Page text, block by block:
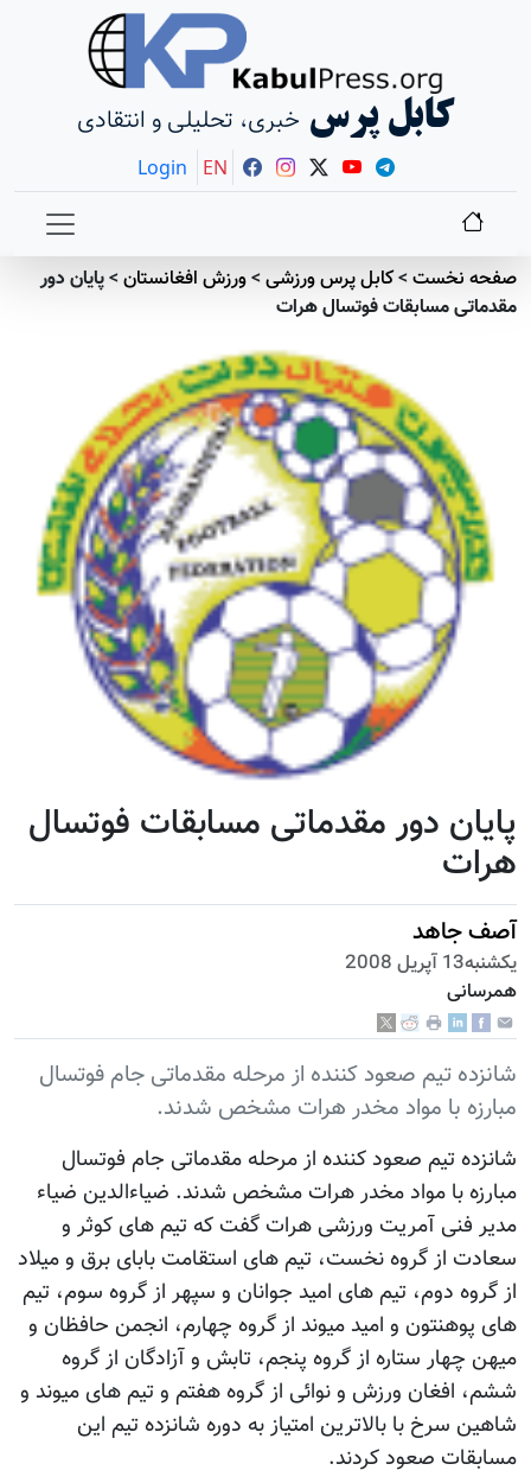
کابل پرس خبری، تحلیلی و انتقادی
Login EN
صفحه نخست>کابل پرس ورزشی>ورزش افغانستان>پایان دور
مقدماتی مسابقات فوتسال هرات
پایان دور مقدماتی مسابقات فوتسال
هرات
آصف جاهد
يكشنبه13 آپریل 2008
همرسانی
شانزده تیم صعود کننده از مرحله مقدماتی جام فوتسال
مبارزه با مواد مخدر هرات مشخص شدند.
شانزده تیم صعود کننده از مرحله مقدماتی جام فوتسال
مبارزه با مواد مخدر هرات مشخص شدند. ضیاءالدین ضیاء
مدیر فنی آمریت ورزشی هرات گفت که تیم های کوثر و
سعادت از گروه نخست، تیم های استقامت بابای برق و میلاد
از گروه دوم، تیم های امید جوانان و سپهر از گروه سوم، تیم
های پوهنتون و امید میوند از گروه چهارم، انجمن حافظان و
میهن چهار ستاره از گروه پنجم، تابش و آزادگان از گروه
ششم، افغان ورزش و نوائی از گروه هفتم و تیم های میوند و
شاهین سرخ با بالاترین امتیاز به دوره شانزده تیم این
مسابقات صعود کردند.